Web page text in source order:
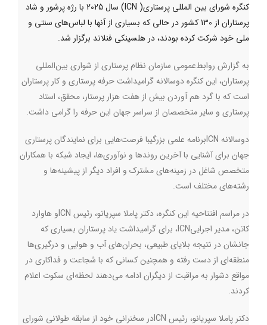
کنگره شورای بین المللی پرستاری( ICN) سال 2025 با رژه‌ پرشور و شاد
پرستاران از 130 کشور در حالی که بسیاری از آنها با لباس‌های سنتی و
ملی خود شرکت کرده بودند، در هلسینکی فنلاند برگزار شد.
به‌ گزارش روابط‌عمومی سازمان نظام پرستاری از شواری بین‌المللی
پرستاران، این کنگره دوسالانه گرامیداشت حرفه پرستاری و کار پرستاران
است که با گرد هم آوردن بیش از هفت هزار پرستار، محقق، استاد
پرستاری و سایر متخصصان از سراسر جهان این حرفه را گرامی‌ داشت.
دوسالانه ICNبرنامه علمی بزرگیبا فرصت‌هایی برای نمایندگان پرستاری
جهان برای آشنایی با آخرین روندها و نوآوری‌ها، ایجاد شبکه با همکاران
متخصص شاغل در زمینه‌های مشترک و افراد دیگر از پیشینه‌ها و
رشته‌های مختلف است.
در مراسم افتتاحیه این کنگره، دکتر پاملا سپریانو، رئیس ICNو هاوارد
کاتن، مدیر اجراییICN، برای گرامیداشت یاد پرستاران بسیاری که
جانشان در نتیجه بلایای طبیعی، بحران‌های آب و هوایی و درگیری‌ها
منطقه‌ای از دست رفته و همچنین کسانی که با شجاعت و فداکاری در
مواقع دشوار به مراقبت از دیگران ادامه می‌دهند لحظه‌ای سکوت اعلام
کردند.
دکتر پاملا سپریانو، رئیس ICNدر سخنرانی خود از سابقه طولانی شورای